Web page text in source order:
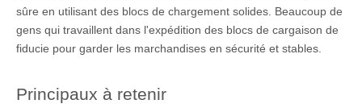
sûre en utilisant des blocs de chargement solides. Beaucoup de
gens qui travaillent dans l'expédition des blocs de cargaison de
fiducie pour garder les marchandises en sécurité et stables.
Principaux à retenir